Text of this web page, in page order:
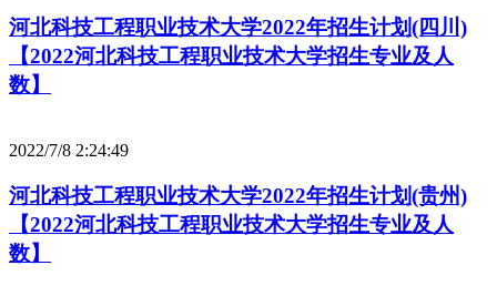
河北科技工程职业技术大学2022年招生计划(四川)
【2022河北科技工程职业技术大学招生专业及人
数】
2022/7/8 2:24:49
河北科技工程职业技术大学2022年招生计划(贵州)
【2022河北科技工程职业技术大学招生专业及人
数】